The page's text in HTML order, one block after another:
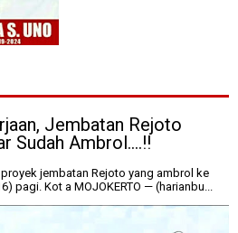
Jembatan Rejoto
Sudah Ambrol....!!
jembatan Rejoto yang ambrol ke
pagi. Kot a MOJOKERTO — (harianbu...